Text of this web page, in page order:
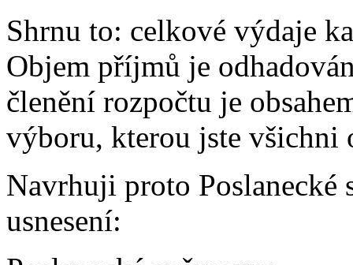
Shrnu to: celkové výdaje
Objem příjmů je
členění rozpočtu je
výboru, kterou jste všichni
Navrhuji proto
usnesení: